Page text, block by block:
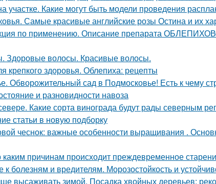
участке. Какие могут быть модели проведения
Самые красивые английские розы Остина и их
по применению. Описание препарата
Здоровые волосы. Красивые волосы.
крепкого здоровья. Облепиха: рецепты
Обворожительный сад в Подмосковье! Есть к чему
и разновидности навоза
Какие сорта винограда будут рады северным
статьи в новую подборку
чеснок: важные особенности выращивания .
причинам происходит преждевременное
болезням и вредителям. Морозостойкость и
высаживать зимой. Посадка хвойных деревьев: